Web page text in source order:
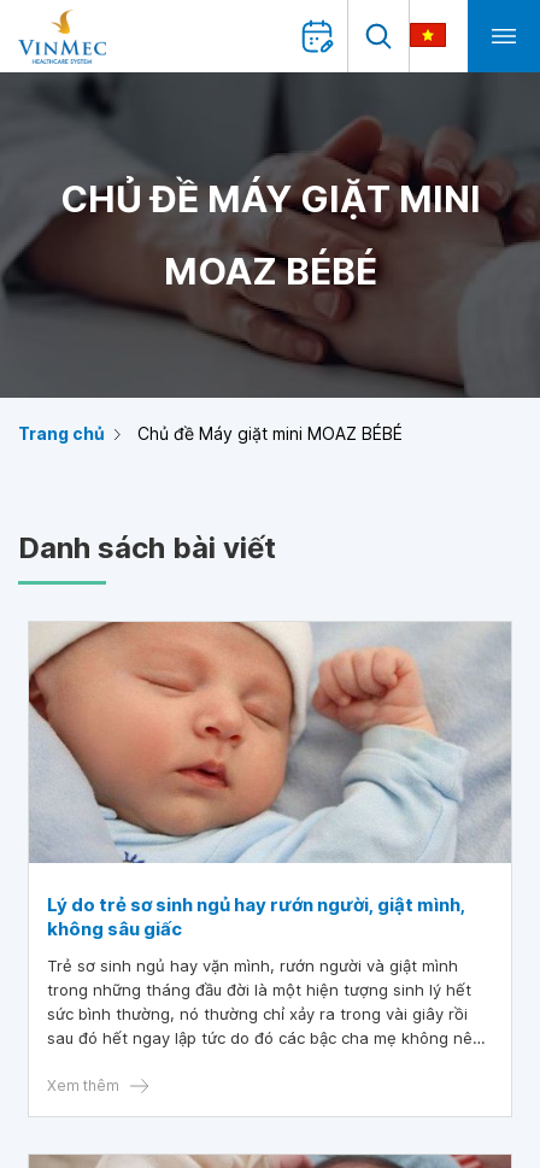
CHỦ ĐỀ MÁY GIẶT MINI
MOAZ BÉBÉ
Trang chủ Chủ đề Máy giặt mini MOAZ BÉBÉ
Danh sách bài viết
Lý do trẻ sơ sinh ngủ hay rướn người, giật mình,
không sâu giấc
Trẻ sơ sinh ngủ hay vặn mình, rướn người và giật mình
trong những tháng đầu đời là một hiện tượng sinh lý hết
sức bình thường, nó thường chỉ xảy ra trong vài giây rồi
sau đó hết ngay lập tức do đó các bậc cha mẹ không nên
Xem thêm